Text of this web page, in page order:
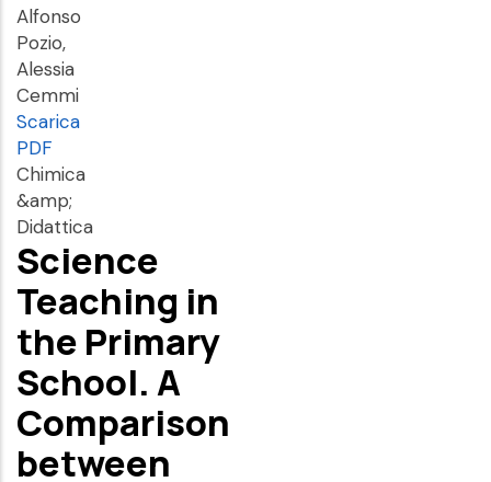
Alfonso
Pozio,
Alessia
Cemmi
Scarica
PDF
Chimica
&amp;
Didattica
Science
Teaching in
the Primary
School. A
Comparison
between